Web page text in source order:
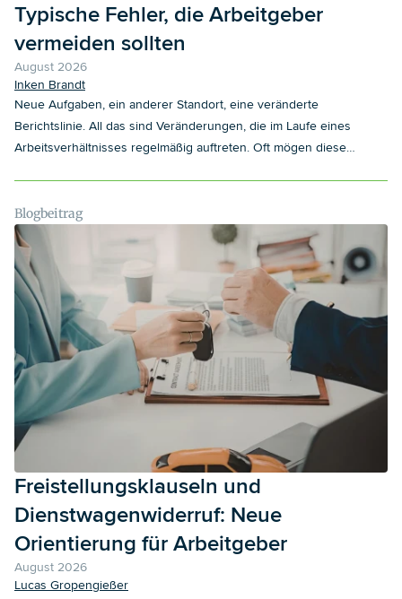
Typische Fehler, die Arbeitgeber
vermeiden sollten
August 2026
Inken Brandt
Neue Aufgaben, ein anderer Standort, eine veränderte
Berichtslinie. All das sind Veränderungen, die im Laufe eines
Arbeitsverhältnisses regelmäßig auftreten. Oft mögen diese
Maßnahmen hoch ist.
Blogbeitrag
Freistellungsklauseln und
Dienstwagenwiderruf: Neue
Orientierung für Arbeitgeber
August 2026
Lucas Gropengießer